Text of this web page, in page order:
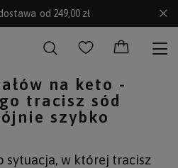
od 249,00 zł
na keto -
tracisz sód
szybko
sytuacja, w której tracisz